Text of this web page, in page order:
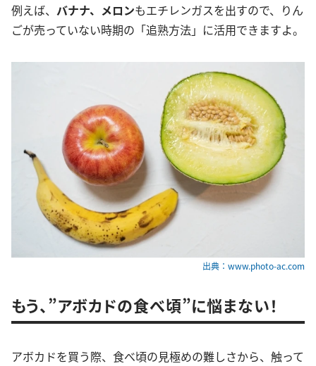
例えば、 バナナ、メロンもエチレンガスを出すので、りん
ごが売っていない時期の「追熟方法」に活用できますよ。
出典：www.photo-ac.com
もう、”アボカドの食べ頃”に悩まない！
アボカドを買う際、食べ頃の見極めの難しさから、触って